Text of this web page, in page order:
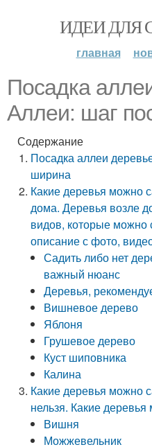
ИДЕИ ДЛЯ
главная
Посадка
Аллеи: шаг
Содержание
Посадка аллеи
ширина
Какие деревья можно
дома. Деревья возле
видов, которые можно
описание с фото,
Садить либо нет
важный нюанс
Деревья,
Вишневое дерево
Яблоня
Грушевое дерево
Куст шиповника
Калина
Какие деревья можно
нельзя. Какие
Вишня
Можжевельник